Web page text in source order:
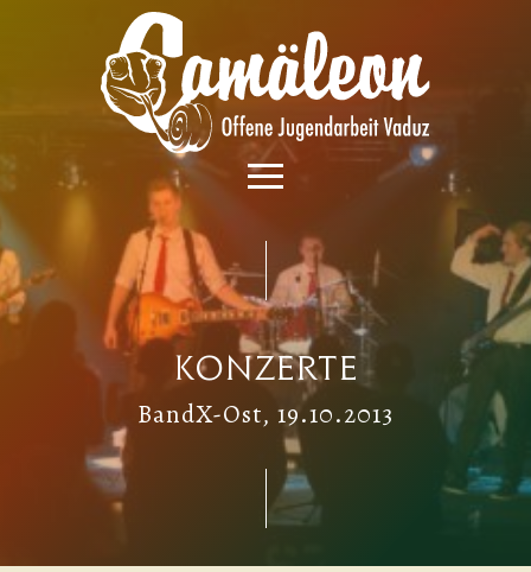
Konzerte
BandX-Ost, 19.10.2013